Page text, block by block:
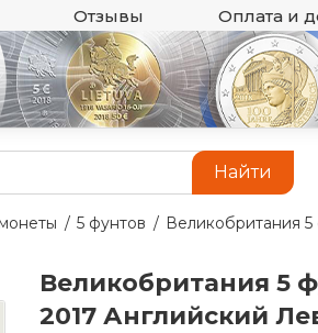
Отзывы Оплата и
Найти
5 фунтов
Великобритания 5
Великобритания 5
2017 Английский